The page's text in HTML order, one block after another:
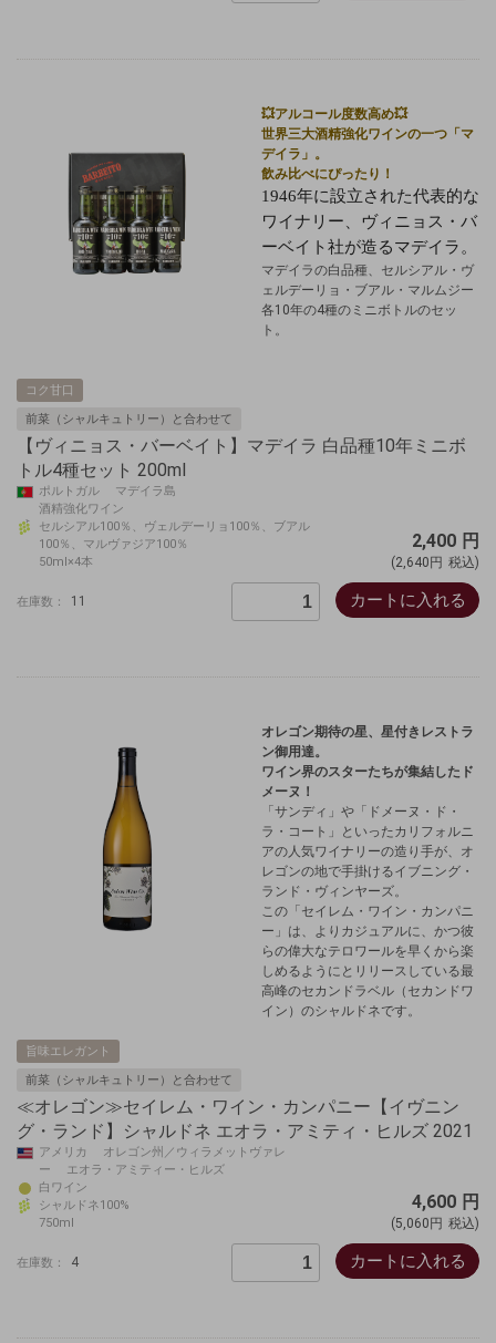
💥アルコール度数高め💥
世界三大酒精強化ワインの一つ「マ
デイラ」。
飲み比べにぴったり！
1946年に設立された代表的な
ワイナリー、ヴィニョス・バ
ーベイト社が造るマデイラ。
マデイラの白品種、セルシアル・ヴ
ェルデーリョ・ブアル・マルムジー
各10年の4種のミニボトルのセッ
ト。
コク甘口
前菜（シャルキュトリー）と合わせて
【ヴィニョス・バーベイト】マデイラ 白品種10年ミニボ
トル4種セット 200ml
ポルトガル マデイラ島
酒精強化ワイン
セルシアル100％、ヴェルデーリョ100％、ブアル
100％、マルヴァジア100％
50ml×4本
2,400 円
(2,640円 税込)
在庫数： 11 カートに入れる
オレゴン期待の星、星付きレストラ
ン御用達。
ワイン界のスターたちが集結したド
メーヌ！
「サンディ」や「ドメーヌ・ド・
ラ・コート」といったカリフォルニ
アの人気ワイナリーの造り手が、オ
レゴンの地で手掛けるイブニング・
ランド・ヴィンヤーズ。
この「セイレム・ワイン・カンパニ
ー」は、よりカジュアルに、かつ彼
らの偉大なテロワールを早くから楽
しめるようにとリリースしている最
高峰のセカンドラベル（セカンドワ
イン）のシャルドネです。
旨味エレガント
前菜（シャルキュトリー）と合わせて
≪オレゴン≫セイレム・ワイン・カンパニー【イヴニン
グ・ランド】シャルドネ エオラ・アミティ・ヒルズ 2021
アメリカ オレゴン州／ウィラメットヴァレ
ー エオラ・アミティー・ヒルズ
白ワイン
シャルドネ100%
750ml
4,600 円
(5,060円 税込)
在庫数： 4 カートに入れる